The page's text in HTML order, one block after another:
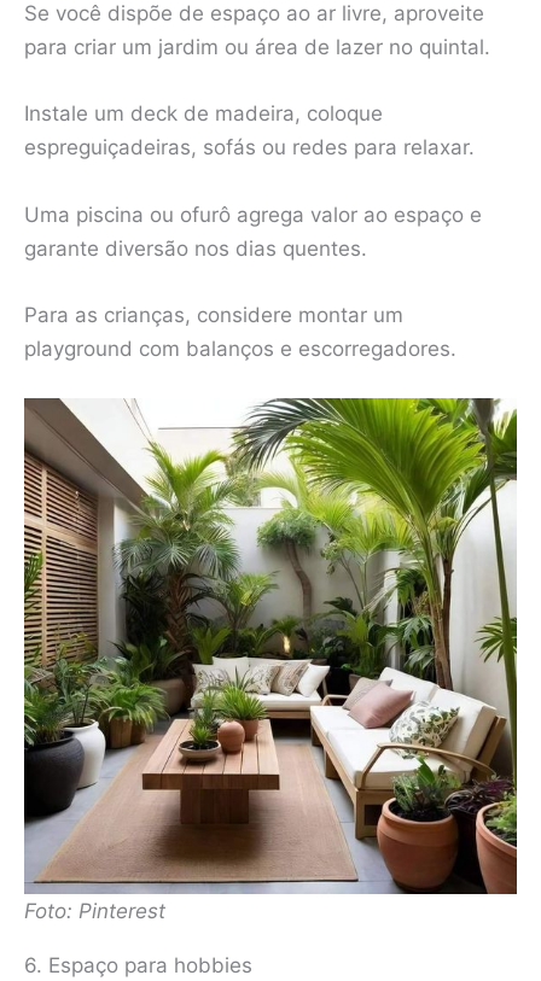
Se você dispõe de espaço ao ar livre, aproveite
para criar um jardim ou área de lazer no quintal.
Instale um deck de madeira, coloque
espreguiçadeiras, sofás ou redes para relaxar.
Uma piscina ou ofurô agrega valor ao espaço e
garante diversão nos dias quentes.
Para as crianças, considere montar um
playground com balanços e escorregadores.
Foto: Pinterest
6. Espaço para hobbies